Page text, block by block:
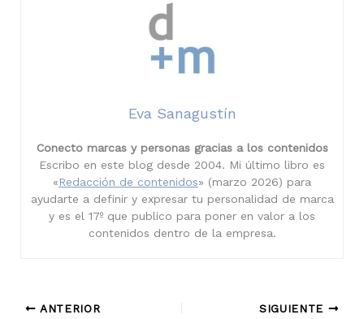
Eva Sanagustín
Conecto marcas y personas gracias a los contenidos
Escribo en este blog desde 2004. Mi último libro es
«Redacción de contenidos» (marzo 2026) para
ayudarte a definir y expresar tu personalidad de marca
y es el 17º que publico para poner en valor a los
contenidos dentro de la empresa.
ANTERIOR SIGUIENTE